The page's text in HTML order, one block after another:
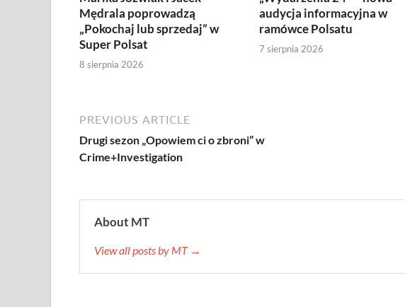
Mędrala poprowadzą
„Pokochaj lub sprzedaj” w
Super Polsat
8 sierpnia 2026
audycja informacyjna w
ramówce Polsatu
7 sierpnia 2026
PREVIOUS ARTICLE
Drugi sezon „Opowiem ci o zbroni” w
Crime+Investigation
About MT
View all posts by MT →